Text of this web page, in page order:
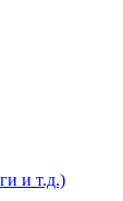
и т.д.)